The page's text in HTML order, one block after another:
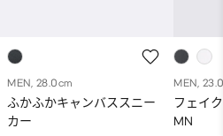
MEN, 28.0cm
ふかふかキャンバススニー
カー
MEN,
フェイ
MN